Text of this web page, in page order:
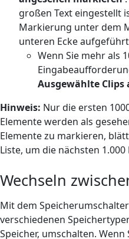
großen Text eingestellt
Markierung unter dem
unteren Ecke
Wenn Sie mehr als
Ausgewählte
Hinweis: Nur die ersten
Elemente werden als
Elemente zu markieren,
Liste, um die nächsten
Wechseln
Mit dem
verschiedenen
Speicher, umschalten.